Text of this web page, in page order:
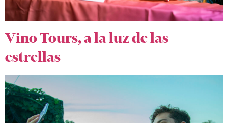
Vino Tours, a la luz de las
estrellas